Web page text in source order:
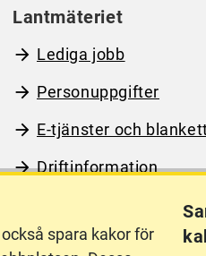
spara kakor för
Lantmäteriet
Lediga jobb
Personuppgifter
E-tjänster och
Driftinformation
Other languages